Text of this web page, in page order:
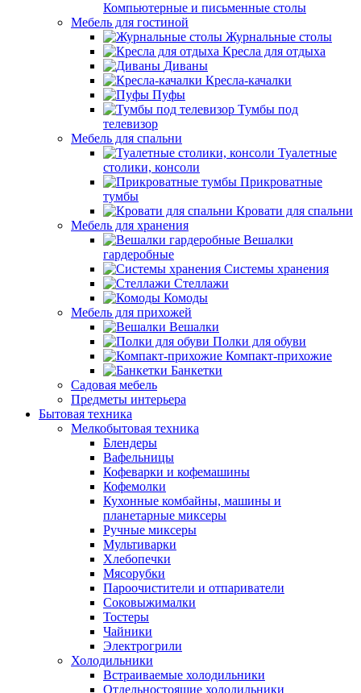
Компьютерные и письменные столы
Мебель для гостиной
Журнальные столы
Кресла для отдыха
Диваны
Кресла-качалки
Пуфы
Тумбы под
телевизор
Мебель для спальни
Туалетные
столики, консоли
Прикроватные
тумбы
Кровати для спальни
Мебель для хранения
Вешалки
гардеробные
Системы хранения
Стеллажи
Комоды
Мебель для прихожей
Вешалки
Полки для обуви
Компакт-прихожие
Банкетки
Садовая мебель
Предметы интерьера
Бытовая техника
Мелкобытовая техника
Блендеры
Вафельницы
Кофеварки и кофемашины
Кофемолки
Кухонные комбайны, машины и
планетарные миксеры
Ручные миксеры
Мультиварки
Хлебопечки
Мясорубки
Пароочистители и отпариватели
Соковыжималки
Тостеры
Чайники
Электрогрили
Холодильники
Встраиваемые холодильники
Отдельностоящие холодильники